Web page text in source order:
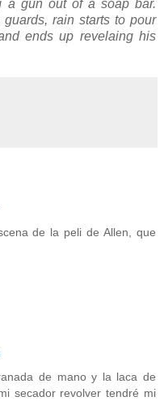
a gun out of a soap bar.
rain starts to pour
ends up revelaing his
de la peli de Allen, que
de mano y la laca de
secador revolver tendré mi